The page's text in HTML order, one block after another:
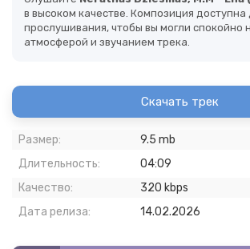
в высоком качестве. Композиция доступна
прослушивания, чтобы вы могли спокойно
атмосферой и звучанием трека.
Скачать трек
Размер:
9.5 mb
Длительность:
04:09
Качество:
320 kbps
Дата релиза:
14.02.2026